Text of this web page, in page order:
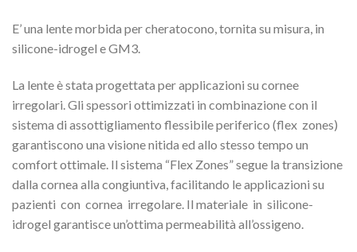
E’ una lente morbida per cheratocono, tornita su misura, in
silicone-idrogel e GM3.
La lente è stata progettata per applicazioni su cornee
irregolari. Gli spessori ottimizzati in combinazione con il
sistema di assottigliamento flessibile periferico (flex zones)
garantiscono una visione nitida ed allo stesso tempo un
comfort ottimale. Il sistema “Flex Zones” segue la transizione
dalla cornea alla congiuntiva, facilitando le applicazioni su
pazienti con cornea irregolare. Il materiale in silicone-
idrogel garantisce un’ottima permeabilità all’ossigeno.